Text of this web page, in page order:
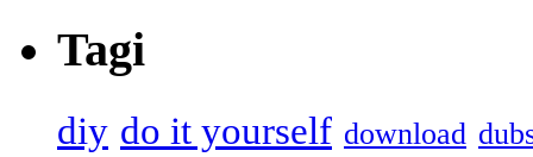
Tagi
diy do it yourself download